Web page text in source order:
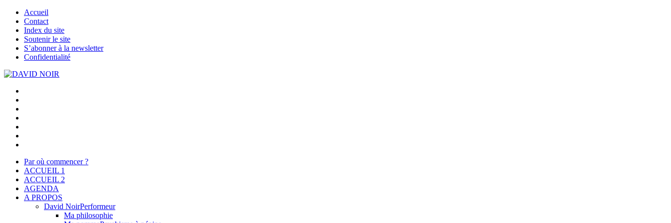
Accueil
Contact
Index du site
Soutenir le site
S’abonner à la newsletter
Confidentialité
Par où commencer ?
ACCUEIL 1
ACCUEIL 2
AGENDA
A PROPOS
David NoirPerformeur
Ma philosophie